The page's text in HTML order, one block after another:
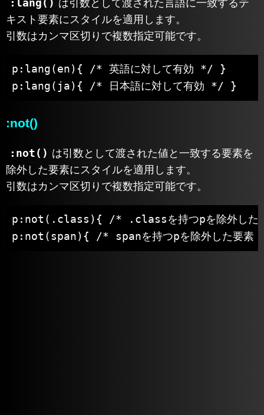
:lang() は引数として渡された言語に一致するテ
キスト要素にスタイルを適用します。
引数はカンマ区切りで複数指定可能です。
p:lang(en){ /* 英語に対して有効 */ }
p:lang(ja){ /* 日本語に対して有効 */ }
:not()
:not() は引数として渡された値と一致する要素を
除外した要素にスタイルを適用します。
引数はカンマ区切りで複数指定可能です。
p:not(.class){ /* .classを持つpを除外し
p:not(span){ /* spanを持つpを除外した要